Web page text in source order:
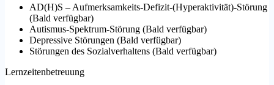
AD(H)S – Aufmerksamkeits-Defizit-(Hyperaktivität)-Störung
(Bald verfügbar)
Autismus-Spektrum-Störung (Bald verfügbar)
Depressive Störungen (Bald verfügbar)
Störungen des Sozialverhaltens (Bald verfügbar)
Lernzeitenbetreuung